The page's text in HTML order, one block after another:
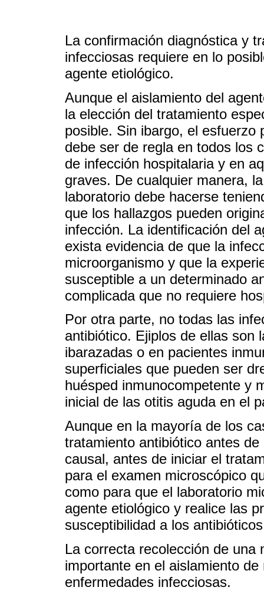
La confirmación diagnóstica y
infecciosas requiere en lo
agente etiológico.
Aunque el aislamiento del
la elección del tratamiento
posible. Sin ibargo, el esfuerzo
debe ser de regla en todos los
de infección hospitalaria y en
graves. De cualquier manera,
laboratorio debe hacerse
que los hallazgos pueden
infección. La identificación del
exista evidencia de que la
microorganismo y que la
susceptible a un determinado
complicada que no requiere
Por otra parte, no todas las
antibiótico. Ejiplos de ellas son
ibarazadas o en pacientes
superficiales que pueden ser
huésped inmunocompetente y
inicial de las otitis aguda en el
Aunque en la mayoría de los
tratamiento antibiótico antes
causal, antes de iniciar el
para el examen microscópico
como para que el laboratorio
agente etiológico y realice las
susceptibilidad a los
La correcta recolección de
importante en el aislamiento
enfermedades infecciosas.